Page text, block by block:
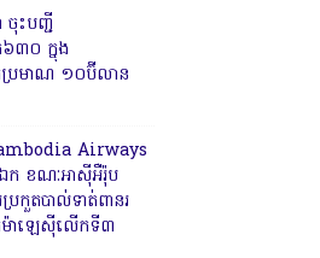
ចុះបញ្ជី
៣០ ក្នុង
រមាណ ១០ប៊ីលាន
Airways
ក ខណៈអាស៊ីអឺរ៉ុប
រកួតបាល់ទាត់ពានរ
តម៉ាឡេស៊ីលើកទី៣